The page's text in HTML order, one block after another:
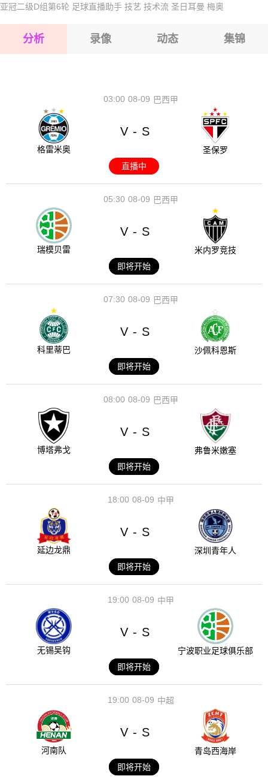
2026-08-15 【球会友谊】 比尔森VS哥本哈根
亚冠二级D组第6轮 足球直播助手 技艺 技术流 圣日耳曼 梅奥
分析 录像 动态 集锦
08-09
03:00 巴西甲
格雷米奥
V - S
圣保罗
直播中
08-09
05:30 巴西甲
瑞模贝雷
V - S
米内罗竞技
即将开始
08-09
07:30 巴西甲
科里蒂巴
V - S
沙佩科恩斯
即将开始
08-09
08:00 巴西甲
博塔弗戈
V - S
弗鲁米嫩塞
即将开始
08-09
18:00 中甲
延边龙鼎
V - S
深圳青年人
即将开始
08-09
19:00 中甲
无锡吴钩
V - S
宁波职业足球俱乐部
即将开始
08-09
19:00 中超
河南队
V - S
青岛西海岸
即将开始